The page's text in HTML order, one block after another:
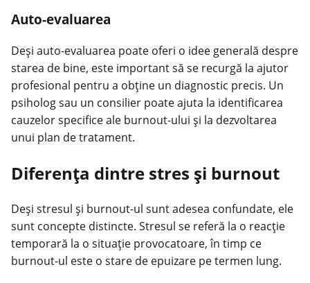
Auto-evaluarea
Deși auto-evaluarea poate oferi o idee generală despre
starea de bine, este important să se recurgă la ajutor
profesional pentru a obține un diagnostic precis. Un
psiholog sau un consilier poate ajuta la identificarea
cauzelor specifice ale burnout-ului și la dezvoltarea
unui plan de tratament.
Diferența dintre stres și burnout
Deși stresul și burnout-ul sunt adesea confundate, ele
sunt concepte distincte. Stresul se referă la o reacție
temporară la o situație provocatoare, în timp ce
burnout-ul este o stare de epuizare pe termen lung.